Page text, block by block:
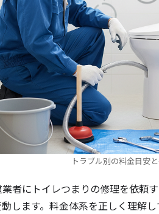
トラブル別の料金目安
者にトイレつまりの修理を依頼
します。料金体系を正しく理解